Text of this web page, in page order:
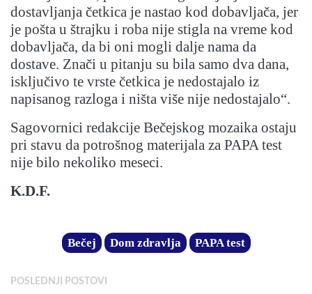
dostavljanja četkica je nastao kod dobavljača, jer
je pošta u štrajku i roba nije stigla na vreme kod
dobavljača, da bi oni mogli dalje nama da
dostave. Znači u pitanju su bila samo dva dana,
isključivo te vrste četkica je nedostajalo iz
napisanog razloga i ništa više nije nedostajalo“.
Sagovornici redakcije Bečejskog mozaika ostaju
pri stavu da potrošnog materijala za PAPA test
nije bilo nekoliko meseci.
K.D.F.
Bečej Dom zdravlja PAPA test
POSLEDNJI POSTOVI